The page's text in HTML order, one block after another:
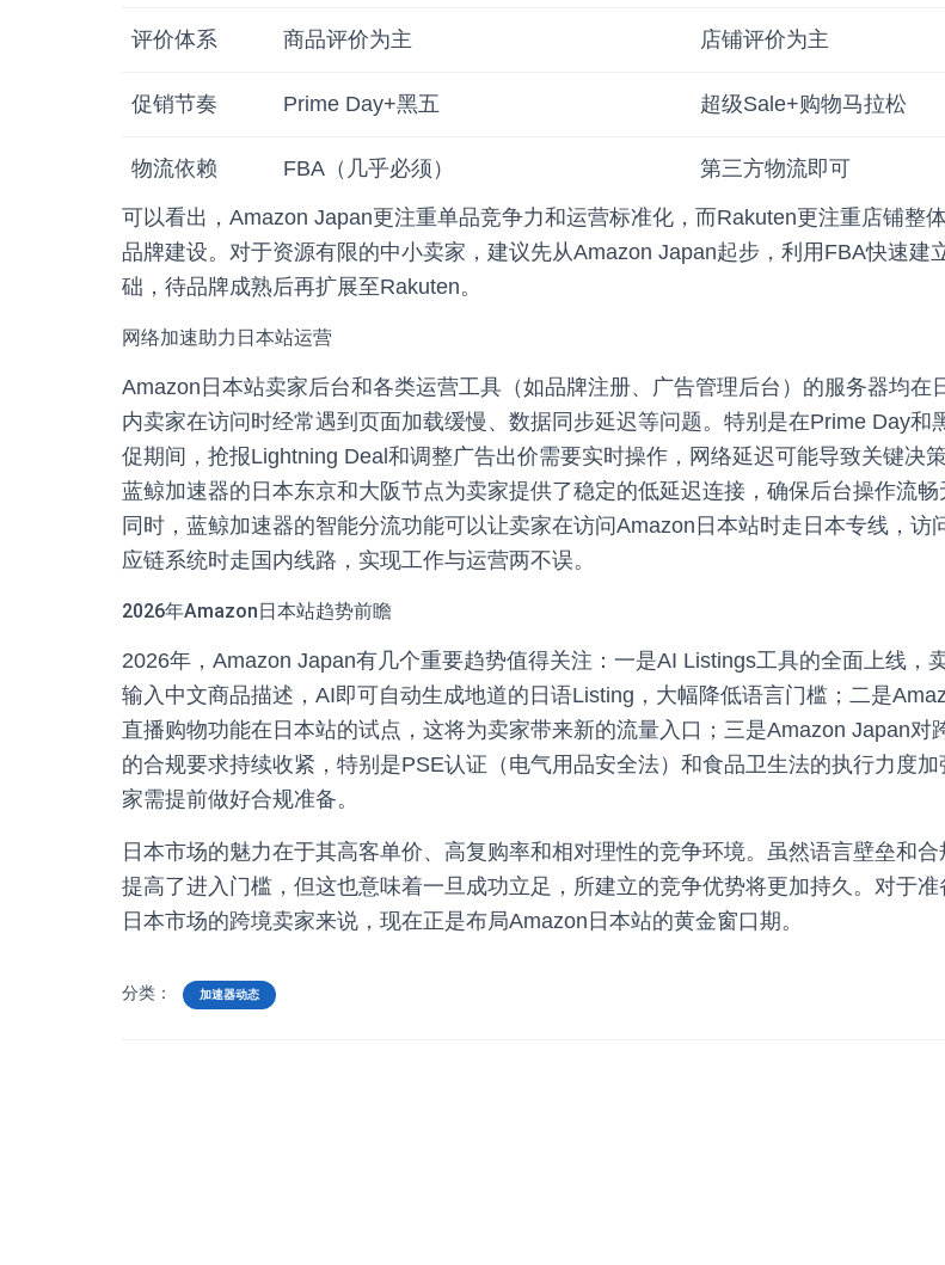
评价体系 商品评价为主 店铺评价为主
促销节奏 Prime Day+黑五 超级Sale+购物马拉松
物流依赖 FBA（几乎必须） 第三方物流即可
可以看出，Amazon Japan更注重单品竞争力和运营标准化，而Rakuten更注重店铺整
品牌建设。对于资源有限的中小卖家，建议先从Amazon Japan起步，利用FBA快速建
础，待品牌成熟后再扩展至Rakuten。
网络加速助力日本站运营
Amazon日本站卖家后台和各类运营工具（如品牌注册、广告管理后台）的服务器均在
内卖家在访问时经常遇到页面加载缓慢、数据同步延迟等问题。特别是在Prime Day和
促期间，抢报Lightning Deal和调整广告出价需要实时操作，网络延迟可能导致关键决策
蓝鲸加速器的日本东京和大阪节点为卖家提供了稳定的低延迟连接，确保后台操作流畅
同时，蓝鲸加速器的智能分流功能可以让卖家在访问Amazon日本站时走日本专线，访
应链系统时走国内线路，实现工作与运营两不误。
2026年Amazon日本站趋势前瞻
2026年，Amazon Japan有几个重要趋势值得关注：一是AI Listings工具的全面上线，
输入中文商品描述，AI即可自动生成地道的日语Listing，大幅降低语言门槛；二是
直播购物功能在日本站的试点，这将为卖家带来新的流量入口；三是Amazon Japan对
的合规要求持续收紧，特别是PSE认证（电气用品安全法）和食品卫生法的执行力度加
家需提前做好合规准备。
日本市场的魅力在于其高客单价、高复购率和相对理性的竞争环境。虽然语言壁垒和合
提高了进入门槛，但这也意味着一旦成功立足，所建立的竞争优势将更加持久。对于准
日本市场的跨境卖家来说，现在正是布局Amazon日本站的黄金窗口期。
分类： 加速器动态